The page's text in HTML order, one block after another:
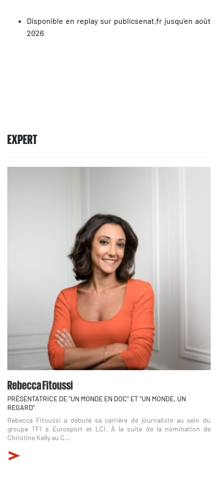
Disponible en replay sur publicsenat.fr jusqu'en août
2026
EXPERT
Rebecca Fitoussi
PRÉSENTATRICE DE "UN MONDE EN DOC" ET "UN MONDE, UN
REGARD"
Rebecca Fitoussi a débuté sa carrière de journaliste au sein du
groupe TF1 à Eurosport et LCI. À la suite de la nomination de
Christine Kelly au C...